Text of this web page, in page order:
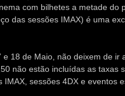
com bilhetes a metade do
das sessões IMAX) é uma
e 18 de Maio, não deixem de
não estão incluídas as taxas
IMAX, sessões 4DX e eventos